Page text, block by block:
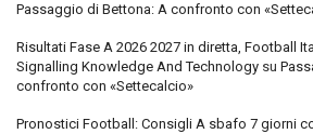
Passaggio di Bettona: A confronto con
Risultati Fase A 2026 2027 in diretta, Football
Signalling Knowledge And Technology su
confronto con «Settecalcio»
Pronostici Football: Consigli A sbafo 7 giorni